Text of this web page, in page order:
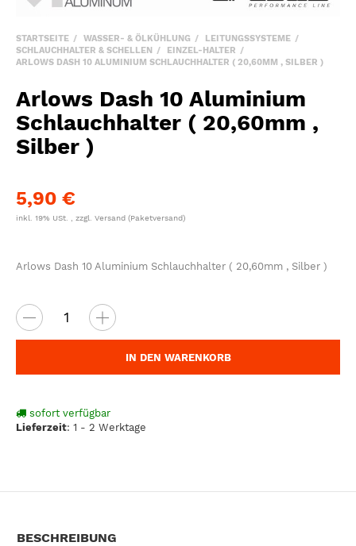
STARTSEITE WASSER- & ÖLKÜHLUNG
LEITUNGSSYSTEME
SCHLAUCHHALTER & SCHELLEN
EINZEL-HALTER
ARLOWS DASH 10 ALUMINIUM SCHLAUCHHALTER ( 20,60MM , SILBER )
Arlows Dash 10 Aluminium
Schlauchhalter ( 20,60mm ,
Silber )
5,90 €
inkl. 19% USt. , zzgl. Versand (Paketversand)
Arlows Dash 10 Aluminium Schlauchhalter ( 20,60mm , Silber )
IN DEN WARENKORB
sofort verfügbar
Lieferzeit: 1 - 2 Werktage
BESCHREIBUNG